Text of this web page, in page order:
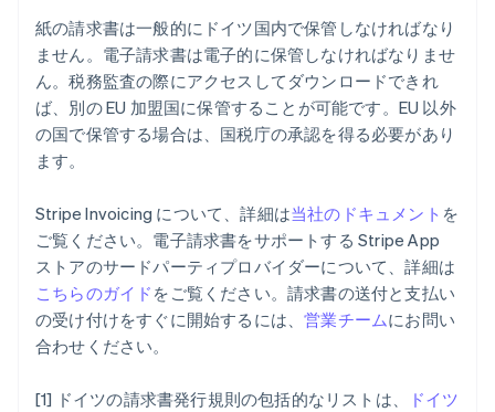
紙の請求書は一般的にドイツ国内で保管しなければなり
ません。電子請求書は電子的に保管しなければなりませ
ん。税務監査の際にアクセスしてダウンロードできれ
ば、別の EU 加盟国に保管することが可能です。EU 以外
の国で保管する場合は、国税庁の承認を得る必要があり
ます。
Stripe Invoicing について、詳細は当社のドキュメント を
ご覧ください。電子請求書をサポートする Stripe App
ストアのサードパーティプロバイダーについて、詳細は
こちらのガイド をご覧ください。請求書の送付と支払い
の受け付けをすぐに開始するには、営業チームにお問い
合わせください。
[1] ドイツの請求書発行規則の包括的なリストは、
ドイツ
アイルランド
English
アメリカ
EnglishEspañol简体中文
アラブ首長国連邦
English
イギリス
イタリア
ItalianoEnglish
インド
English
エストニア
English
オーストラリア
English
DeutschEnglish